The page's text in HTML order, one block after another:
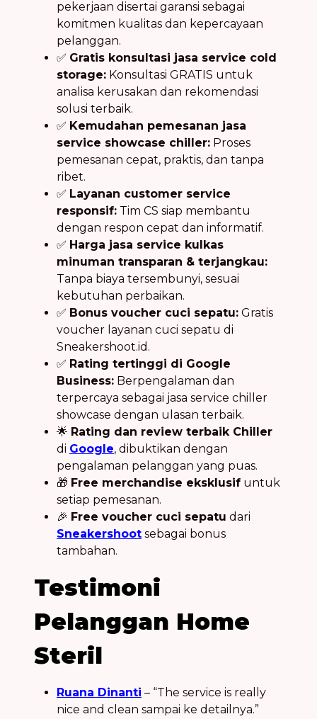
pekerjaan disertai garansi sebagai
komitmen kualitas dan kepercayaan
pelanggan.
✅ Gratis konsultasi jasa service cold
storage: Konsultasi GRATIS untuk
analisa kerusakan dan rekomendasi
solusi terbaik.
✅ Kemudahan pemesanan jasa
service showcase chiller: Proses
pemesanan cepat, praktis, dan tanpa
ribet.
✅ Layanan customer service
responsif: Tim CS siap membantu
dengan respon cepat dan informatif.
✅ Harga jasa service kulkas
minuman transparan & terjangkau:
Tanpa biaya tersembunyi, sesuai
kebutuhan perbaikan.
✅ Bonus voucher cuci sepatu: Gratis
voucher layanan cuci sepatu di
Sneakershoot.id.
✅ Rating tertinggi di Google
Business: Berpengalaman dan
terpercaya sebagai jasa service chiller
showcase dengan ulasan terbaik.
🌟 Rating dan review terbaik Chiller
di Google, dibuktikan dengan
pengalaman pelanggan yang puas.
🎁 Free merchandise eksklusif untuk
setiap pemesanan.
🎉 Free voucher cuci sepatu dari
Sneakershoot sebagai bonus
tambahan.
Testimoni
Pelanggan Home
Steril
Ruana Dinanti – “The service is really
nice and clean sampai ke detailnya.”